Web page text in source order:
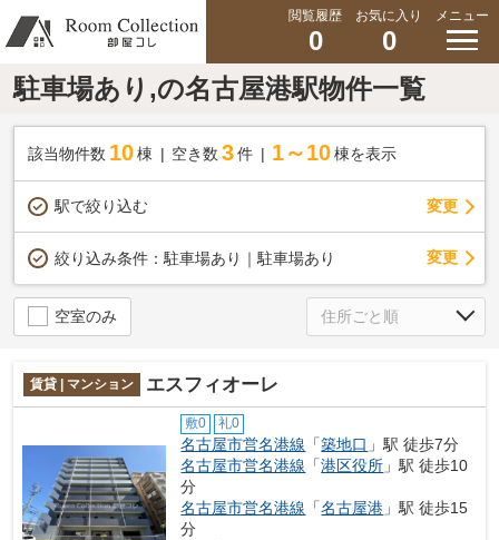
閲覧履歴
0
お気に入り
0
メニュー
駐車場あり,の名古屋港駅物件一覧
該当物件数 10棟 空き数 3 件 1～10 棟を表示
駅で絞り込む 変更
絞り込み条件： 駐車場あり｜駐車場あり 変更
空室のみ
賃貸 | マンション エスフィオーレ
敷0 礼0
名古屋市営名港線 「築地口 」駅 徒歩7分
名古屋市営名港線 「港区役所 」駅 徒歩10
分
名古屋市営名港線 「名古屋港 」駅 徒歩15
分